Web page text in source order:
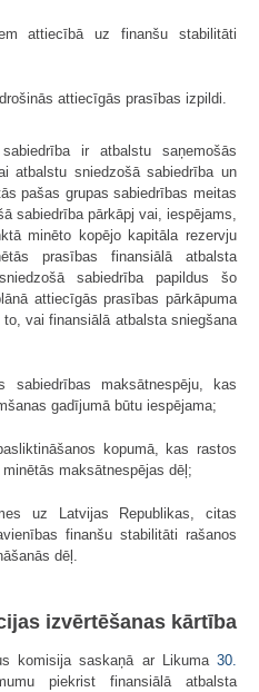
attiecībā uz finanšu stabilitāti
attiecīgās prasības izpildi.
ir atbalstu saņemošās
atbalstu sniedzošā sabiedrība un
pašas grupas sabiedrības meitas
sabiedrība pārkāpj vai, iespējams,
minēto kopējo kapitāla rezervju
prasības finansiālā atbalsta
sabiedrība papildus šo
attiecīgās prasības pārkāpuma
vai finansiālā atbalsta sniegšana
sabiedrības maksātnespēju, kas
gadījumā būtu iespējama;
kopumā, kas rastos
minētās maksātnespējas dēļ;
uz Latvijas Republikas, citas
finanšu stabilitāti rašanos
dēļ.
izvērtēšanas kārtība
komisija saskaņā ar Likuma 30.
piekrist finansiālā atbalsta